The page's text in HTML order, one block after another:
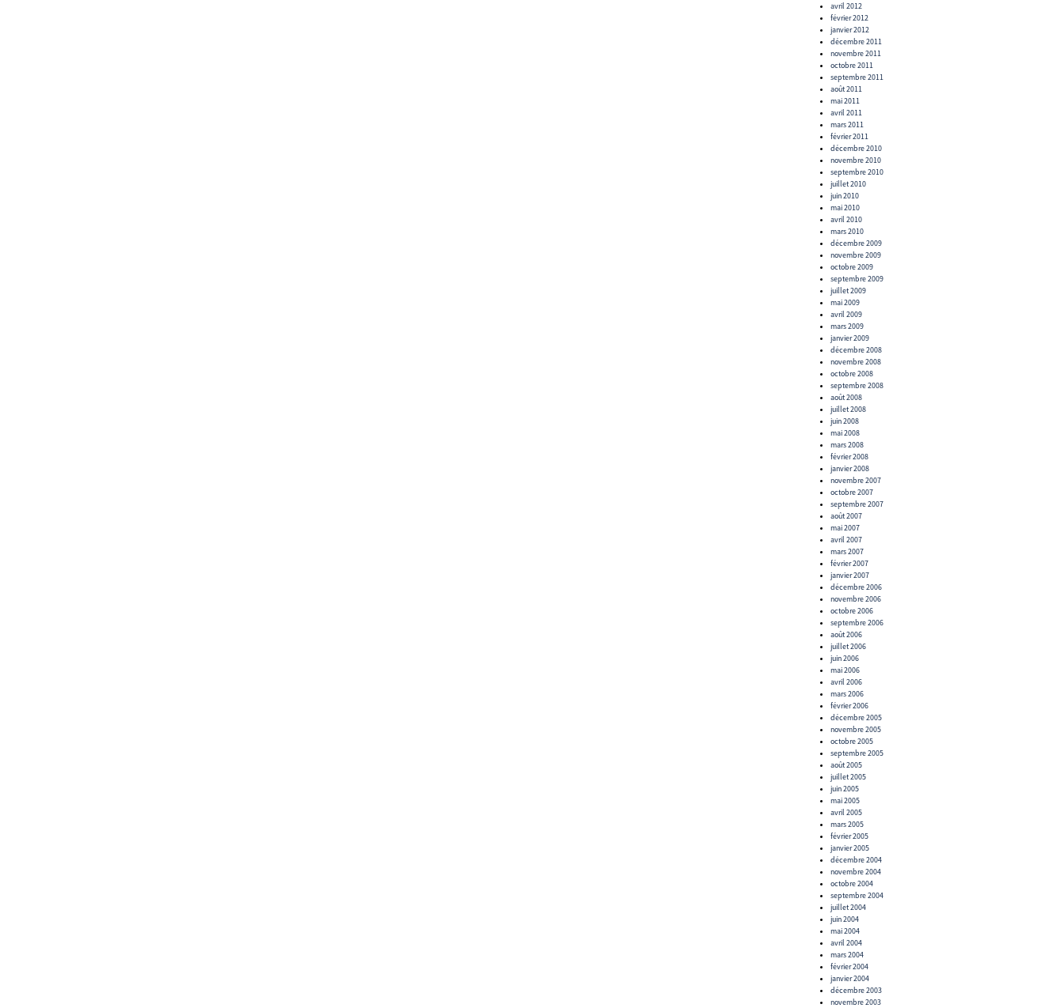
avril 2012
février 2012
janvier 2012
décembre 2011
novembre 2011
octobre 2011
septembre 2011
août 2011
mai 2011
avril 2011
mars 2011
février 2011
décembre 2010
novembre 2010
septembre 2010
juillet 2010
juin 2010
mai 2010
avril 2010
mars 2010
décembre 2009
novembre 2009
octobre 2009
septembre 2009
juillet 2009
mai 2009
avril 2009
mars 2009
janvier 2009
décembre 2008
novembre 2008
octobre 2008
septembre 2008
août 2008
juillet 2008
juin 2008
mai 2008
mars 2008
février 2008
janvier 2008
novembre 2007
octobre 2007
septembre 2007
août 2007
mai 2007
avril 2007
mars 2007
février 2007
janvier 2007
décembre 2006
novembre 2006
octobre 2006
septembre 2006
août 2006
juillet 2006
juin 2006
mai 2006
avril 2006
mars 2006
février 2006
décembre 2005
novembre 2005
octobre 2005
septembre 2005
août 2005
juillet 2005
juin 2005
mai 2005
avril 2005
mars 2005
février 2005
janvier 2005
décembre 2004
novembre 2004
octobre 2004
septembre 2004
juillet 2004
juin 2004
mai 2004
avril 2004
mars 2004
février 2004
janvier 2004
décembre 2003
novembre 2003